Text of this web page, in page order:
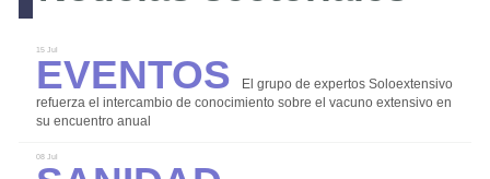
15 Jul
Eventos
El grupo de expertos Soloextensivo
refuerza el intercambio de conocimiento sobre el vacuno extensivo en
su encuentro anual
08 Jul